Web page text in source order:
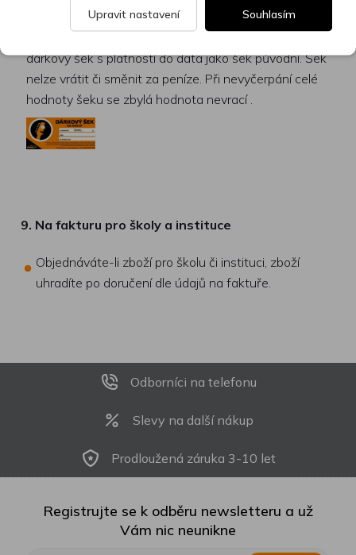
vrácení zboží ve lhůtě (viz. Podmínky pro vrácení
dárkový šek s platností do data jako šek původní. Šek
nelze vrátit či směnit za peníze. Při nevyčerpání celé
hodnoty šeku se zbylá hodnota nevrací .
9. Na fakturu pro školy a instituce
Objednáváte-li zboží pro školu či instituci, zboží
uhradíte po doručení dle údajů na faktuře.
Odborníci na telefonu
Slevy na další nákup
Prodloužená záruka 3-10 let
Registrujte se k odběru newsletteru a už
Vám nic neunikne
Upravit nastavení Souhlasím